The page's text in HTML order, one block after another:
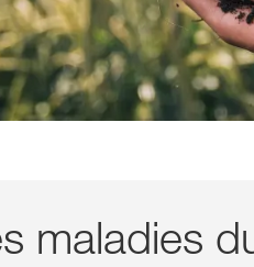
maladies